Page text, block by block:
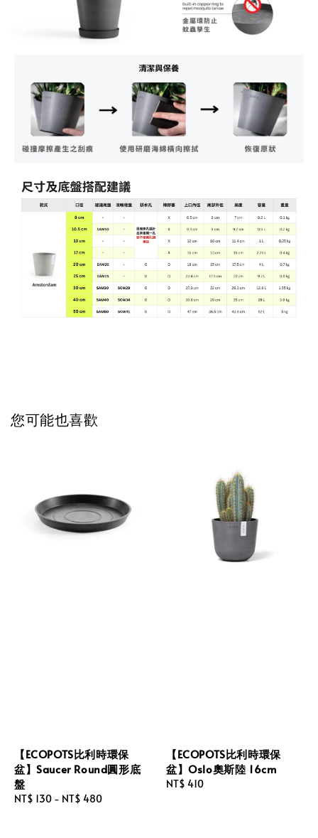
您可能也喜歡
【ECOPOTS比利時環保
盆】Saucer Round圓形底
盤
Regular
NT$ 130 - NT$ 480
【ECOPOTS比利時環保
盆】Oslo奧斯陸 16cm
Regular
NT$ 410